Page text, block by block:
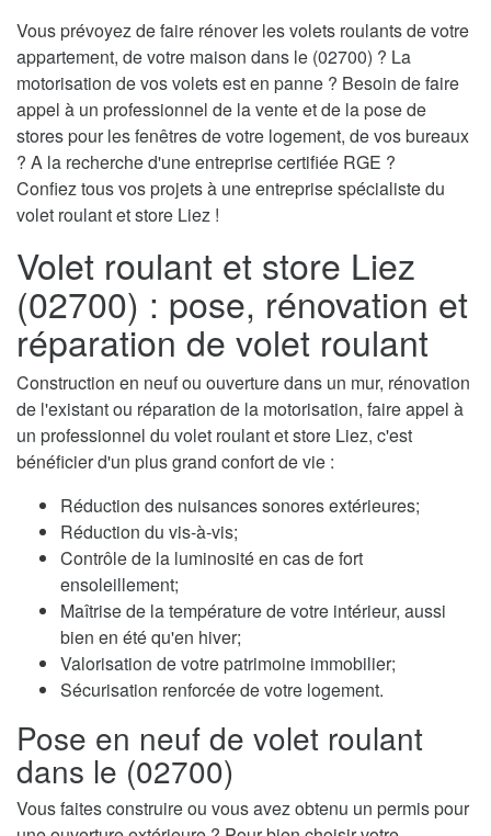
Vous prévoyez de faire rénover les volets roulants de votre
appartement, de votre maison dans le (02700) ? La
motorisation de vos volets est en panne ? Besoin de faire
appel à un professionnel de la vente et de la pose de
stores pour les fenêtres de votre logement, de vos bureaux
? A la recherche d'une entreprise certifiée RGE ?
Confiez tous vos projets à une entreprise spécialiste du
volet roulant et store Liez !
Volet roulant et store Liez
(02700) : pose, rénovation et
réparation de volet roulant
Construction en neuf ou ouverture dans un mur, rénovation
de l'existant ou réparation de la motorisation, faire appel à
un professionnel du volet roulant et store Liez, c'est
bénéficier d'un plus grand confort de vie :
Réduction des nuisances sonores extérieures;
Réduction du vis-à-vis;
Contrôle de la luminosité en cas de fort
ensoleillement;
Maîtrise de la température de votre intérieur, aussi
bien en été qu'en hiver;
Valorisation de votre patrimoine immobilier;
Sécurisation renforcée de votre logement.
Pose en neuf de volet roulant
dans le (02700)
Vous faites construire ou vous avez obtenu un permis pour